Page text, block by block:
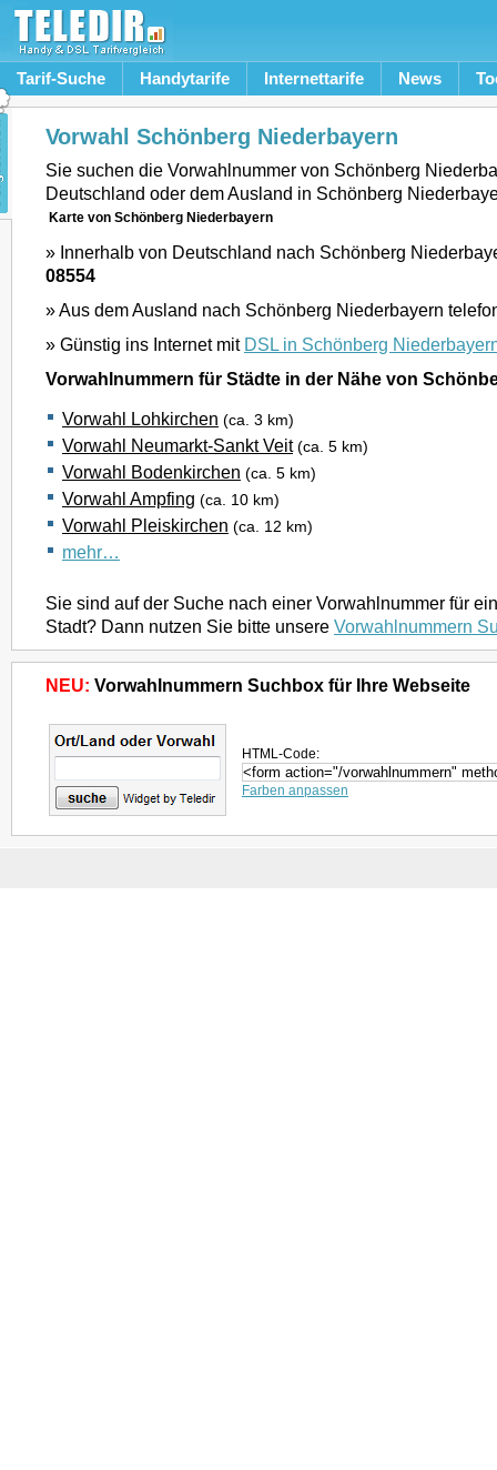
Tarif-Suche Handytarife Internettarife News
Vorwahl Schönberg Niederbayern
Sie suchen die Vorwahlnummer von Schönberg
Deutschland oder dem Ausland in Schönberg
Karte von Schönberg Niederbayern
» Innerhalb von Deutschland nach Schönberg
08554
» Aus dem Ausland nach Schönberg Niederbayern
» Günstig ins Internet mit DSL in Schönberg
Vorwahlnummern für Städte in der Nähe von
Vorwahl Lohkirchen (ca. 3 km)
Vorwahl Neumarkt-Sankt Veit (ca. 5 km)
Vorwahl Bodenkirchen (ca. 5 km)
Vorwahl Ampfing (ca. 10 km)
Vorwahl Pleiskirchen (ca. 12 km)
mehr…
Sie sind auf der Suche nach einer Vorwahlnummer für
Stadt? Dann nutzen Sie bitte unsere Vorwahlnummern
NEU: Vorwahlnummern Suchbox für Ihre Webseite
HTML-Code:
Farben anpassen